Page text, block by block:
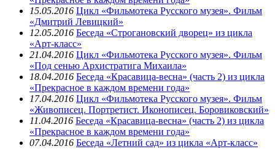
15.05.2016 Цикл «Фильмотека Русского музея». Фильм
«Дмитрий Левицкий»
12.05.2016 Беседа «Строгановский дворец» из цикла
«Арт-класс»
21.04.2016 Цикл «Фильмотека Русского музея». Фильм
«Под сенью Архистратига Михаила»
18.04.2016 Беседа «Красавица-весна» (часть 2) из цикла
«Прекрасное в каждом времени года»
17.04.2016 Цикл «Фильмотека Русского музея». Фильм
«Живописец. Портретист. Иконописец. Боровиковский»
11.04.2016 Беседа «Красавица-весна» (часть 2) из цикла
«Прекрасное в каждом времени года»
07.04.2016 Беседа «Летний сад» из цикла «Арт-класс»